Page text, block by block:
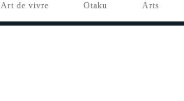
Art de vivre Otaku Arts